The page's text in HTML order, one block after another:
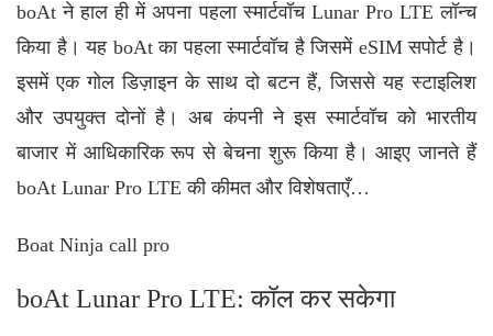
boAt ने हाल ही में अपना पहला स्मार्टवॉच Lunar Pro LTE लॉन्च
किया है। यह boAt का पहला स्मार्टवॉच है जिसमें eSIM सपोर्ट है।
इसमें एक गोल डिज़ाइन के साथ दो बटन हैं, जिससे यह स्टाइलिश
और उपयुक्त दोनों है। अब कंपनी ने इस स्मार्टवॉच को भारतीय
बाजार में आधिकारिक रूप से बेचना शुरू किया है। आइए जानते हैं
boAt Lunar Pro LTE की कीमत और विशेषताएँ…
Boat Ninja call pro
boAt Lunar Pro LTE: कॉल कर सकेगा